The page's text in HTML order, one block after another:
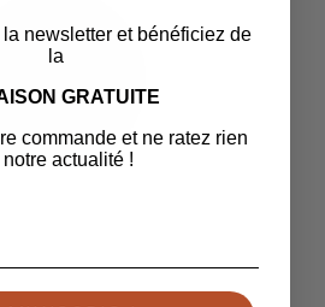
la newsletter et bénéficiez de
la
GRATUITE
commande et ne ratez rien
actualité !